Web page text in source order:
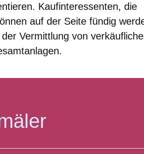
Kaufinteressenten, die
auf der Seite fündig
Vermittlung von